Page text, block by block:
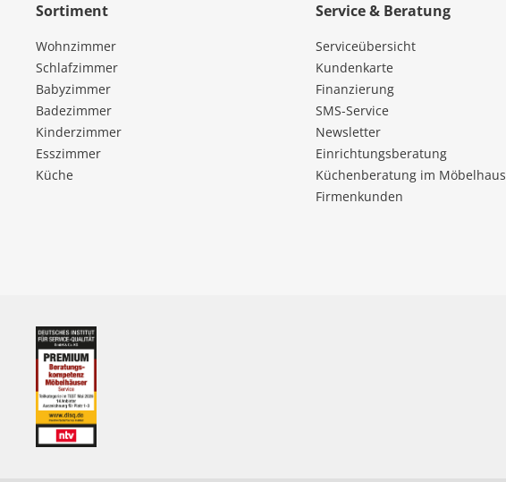
Sortiment
Wohnzimmer
Schlafzimmer
Babyzimmer
Badezimmer
Kinderzimmer
Esszimmer
Küche
Service & Beratung
Serviceübersicht
Kundenkarte
Finanzierung
SMS-Service
Newsletter
Einrichtungsberatung
Küchenberatung im Möbelhaus
Firmenkunden